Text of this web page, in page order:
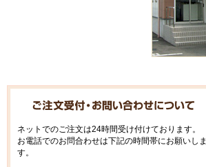
ネットでのご注文は24時間受け付けております。
お電話でのお問合わせは下記の時間帯にお願いしま
す。